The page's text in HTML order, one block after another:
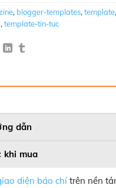
, blogger-templates,template,
,template-tin-tuc
dẫn
khi mua
diện báo chí trên nền